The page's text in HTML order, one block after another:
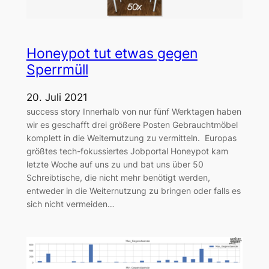
Honeypot tut etwas gegen
Sperrmüll
20. Juli 2021
success story Innerhalb von nur fünf Werktagen haben
wir es geschafft drei größere Posten Gebrauchtmöbel
komplett in die Weiternutzung zu vermitteln. Europas
größtes tech-fokussiertes Jobportal Honeypot kam
letzte Woche auf uns zu und bat uns über 50
Schreibtische, die nicht mehr benötigt werden,
entweder in die Weiternutzung zu bringen oder falls es
sich nicht vermeiden…